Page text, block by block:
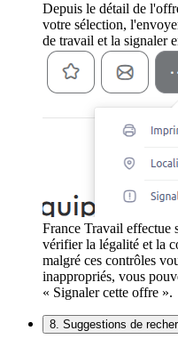
Depuis le détail de
votre sélection,
de travail et la signaler
France Travail effectue
vérifier la légalité et la
malgré ces contrôles
inappropriés, vous
« Signaler cette offre ».
8. Suggestions de